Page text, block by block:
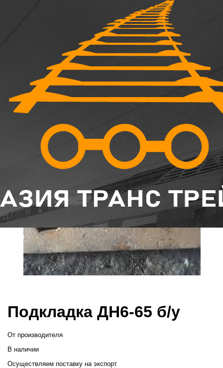
Каталог
Подкладки
Подкладка ДН6-65 б/у
Подкладка ДН6-65 б/у
От производителя
В наличии
Осуществляем поставку на экспорт